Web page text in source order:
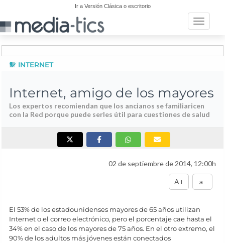
Ir a Versión Clásica o escritorio
Toggle
INTERNET
Internet, amigo de los mayores
Los expertos recomiendan que los ancianos se familiaricen
con la Red porque puede serles útil para cuestiones de salud
02 de septiembre de 2014, 12:00h
A+ a-
El 53% de los estadounidenses mayores de 65 años utilizan
Internet o el correo electrónico, pero el porcentaje cae hasta el
34% en el caso de los mayores de 75 años. En el otro extremo, el
90% de los adultos más jóvenes están conectados